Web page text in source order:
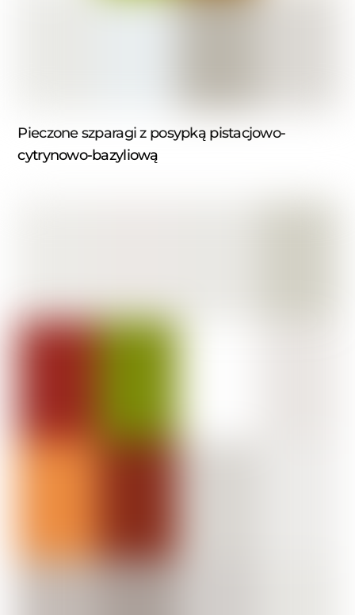
Pieczone szparagi z posypką pistacjowo-
cytrynowo-bazyliową